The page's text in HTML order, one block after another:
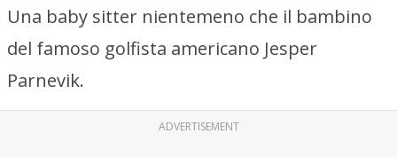
Una baby sitter nientemeno che il bambino
del famoso golfista americano Jesper
Parnevik.
ADVERTISEMENT